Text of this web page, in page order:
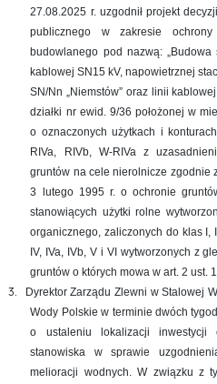
27.08.2025 r. uzgodnił projekt
publicznego w zakresie
budowlanego pod nazwą:
kablowej SN15 kV, napowietrznej
SN/Nn „Niemstów” oraz linii
działki nr ewid. 9/36 położonej w
o oznaczonych użytkach i
RIVa, RIVb, W-RIVa z
gruntów na cele nierolnicze zgodnie
3 lutego 1995 r. o ochronie
stanowiących użytki rolne
organicznego, zaliczonych do klas I,
IV, IVa, IVb, V i VI wytworzonych z
gruntów o których mowa w art. 2 ust.
3.
Dyrektor Zarządu Zlewni w Stalowej
Wody Polskie w terminie dwóch
o ustaleniu lokalizacji inwestycji
stanowiska w sprawie
melioracji wodnych. W związku z